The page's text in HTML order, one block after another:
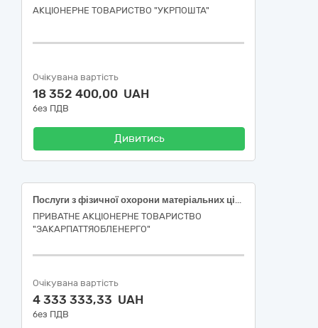
АКЦІОНЕРНЕ ТОВАРИСТВО "УКРПОШТА"
Очікувана вартість
18 352 400,00 UAH
без ПДВ
Дивитись
Послуги з фізичної охорони матеріальних цінностей та об’єктів нерухомості ПрАТ «Закарпаттяобленерго»
ПРИВАТНЕ АКЦІОНЕРНЕ ТОВАРИСТВО
"ЗАКАРПАТТЯОБЛЕНЕРГО"
Очікувана вартість
4 333 333,33 UAH
без ПДВ